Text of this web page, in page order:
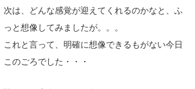
次は、どんな感覚が迎えてくれるのかなと、ふ
っと想像してみましたが。。。
これと言って、明確に想像できるもがない今日
このごろでした・・・